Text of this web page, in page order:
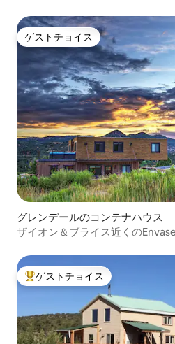
ゲストチョイス
ゲストチョイス
グレンデールのコンテナハウス
ザイオン＆ブライス近くの
大好評のゲストチョイスです。
ゲストチョイス